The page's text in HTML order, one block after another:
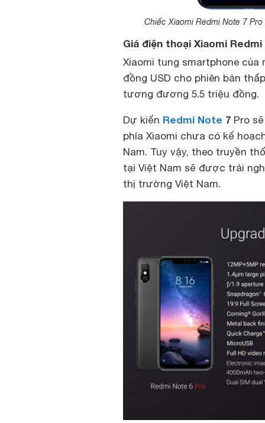
Chiếc Xiaomi Redmi Note 7
Giá điện thoại Xiaomi
Xiaomi tung smartphone
đồng USD cho phiên bản
tương đương 5.5 triệu đồng.
Dự kiến Redmi Note 7 Pro
phía Xiaomi chưa có kế
Nam. Tuy vậy, theo truyền
tại Việt Nam sẽ được trải
thị trường Việt Nam.